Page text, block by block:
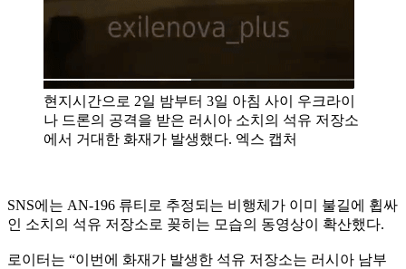
현지시간으로 2일 밤부터 3일 아침 사이 우크라이
나 드론의 공격을 받은 러시아 소치의 석유 저장소
에서 거대한 화재가 발생했다. 엑스 캡처
SNS에는 AN-196 류티로 추정되는 비행체가 이미 불길에 휩싸
인 소치의 석유 저장소로 꽂히는 모습의 동영상이 확산했다.
로이터는 “이번에 화재가 발생한 석유 저장소는 러시아 남부